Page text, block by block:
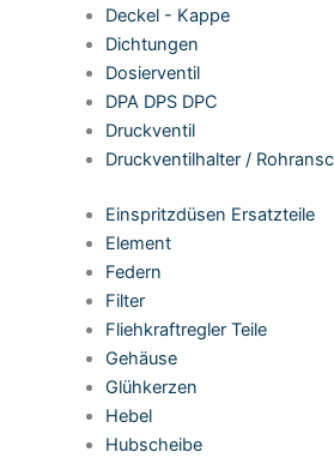
Deckel - Kappe
Dichtungen
Dosierventil
DPA DPS DPC
Druckventil
Druckventilhalter /
Einspritzdüsen Ersatzteile
Element
Federn
Filter
Fliehkraftregler Teile
Gehäuse
Glühkerzen
Hebel
Hubscheibe